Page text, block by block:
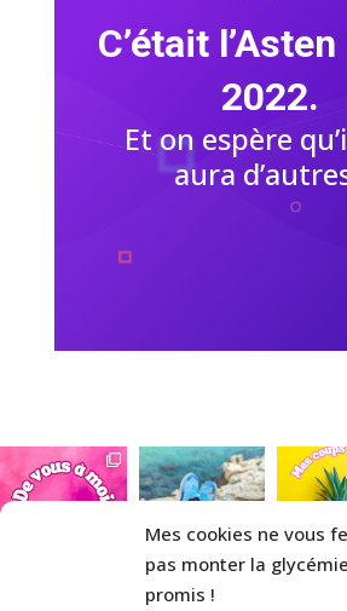
Mes cookies ne vous
pas monter la
promis !
C’était
2022.
Et on espère
aura